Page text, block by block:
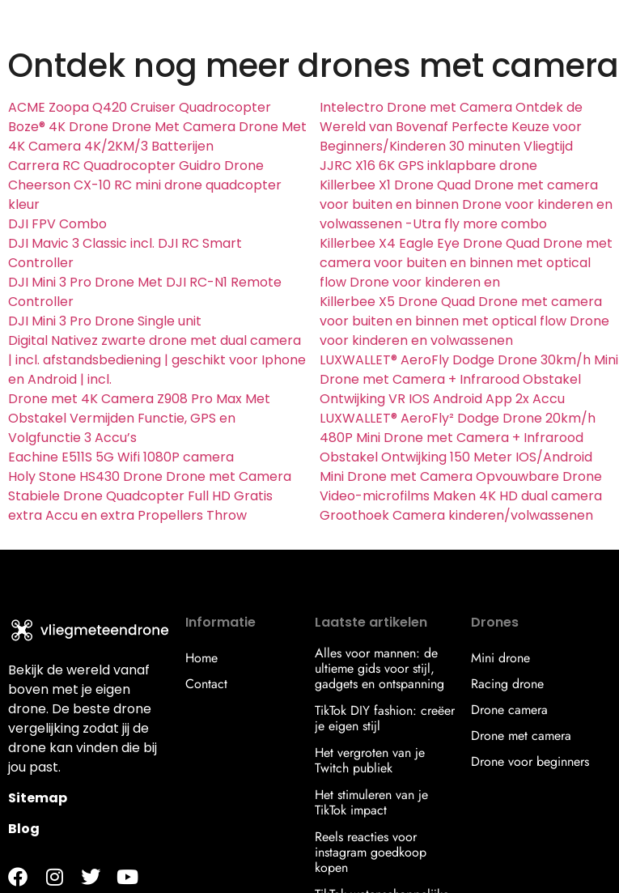
Ontdek nog meer drones met camera
ACME Zoopa Q420 Cruiser Quadrocopter
Boze® 4K Drone Drone Met Camera Drone Met
4K Camera 4K/2KM/3 Batterijen
Carrera RC Quadrocopter Guidro Drone
Cheerson CX-10 RC mini drone quadcopter
kleur
DJI FPV Combo
DJI Mavic 3 Classic incl. DJI RC Smart
Controller
DJI Mini 3 Pro Drone Met DJI RC-N1 Remote
Controller
DJI Mini 3 Pro Drone Single unit
Digital Nativez zwarte drone met dual camera
| incl. afstandsbediening | geschikt voor Iphone
en Android | incl.
Drone met 4K Camera Z908 Pro Max Met
Obstakel Vermijden Functie, GPS en
Volgfunctie 3 Accu’s
Eachine E511S 5G Wifi 1080P camera
Holy Stone HS430 Drone Drone met Camera
Stabiele Drone Quadcopter Full HD Gratis
extra Accu en extra Propellers Throw
Intelectro Drone met Camera Ontdek de
Wereld van Bovenaf Perfecte Keuze voor
Beginners/Kinderen 30 minuten Vliegtijd
JJRC X16 6K GPS inklapbare drone
Killerbee X1 Drone Quad Drone met camera
voor buiten en binnen Drone voor kinderen en
volwassenen -Utra fly more combo
Killerbee X4 Eagle Eye Drone Quad Drone met
camera voor buiten en binnen met optical
flow Drone voor kinderen en
Killerbee X5 Drone Quad Drone met camera
voor buiten en binnen met optical flow Drone
voor kinderen en volwassenen
LUXWALLET® AeroFly Dodge Drone 30km/h Mini
Drone met Camera + Infrarood Obstakel
Ontwijking VR IOS Android App 2x Accu
LUXWALLET® AeroFly² Dodge Drone 20km/h
480P Mini Drone met Camera + Infrarood
Obstakel Ontwijking 150 Meter IOS/Android
Mini Drone met Camera Opvouwbare Drone
Video-microfilms Maken 4K HD dual camera
Groothoek Camera kinderen/volwassenen
Bekijk de wereld vanaf
boven met je eigen
drone. De beste drone
vergelijking zodat jij de
drone kan vinden die bij
jou past.
Sitemap
Blog
Informatie
Home
Contact
Laatste artikelen
Alles voor mannen: de
ultieme gids voor stijl,
gadgets en ontspanning
TikTok DIY fashion: creëer
je eigen stijl
Het vergroten van je
Twitch publiek
Het stimuleren van je
TikTok impact
Reels reacties voor
instagram goedkoop
kopen
Drones
Mini drone
Racing drone
Drone camera
Drone met camera
Drone voor beginners